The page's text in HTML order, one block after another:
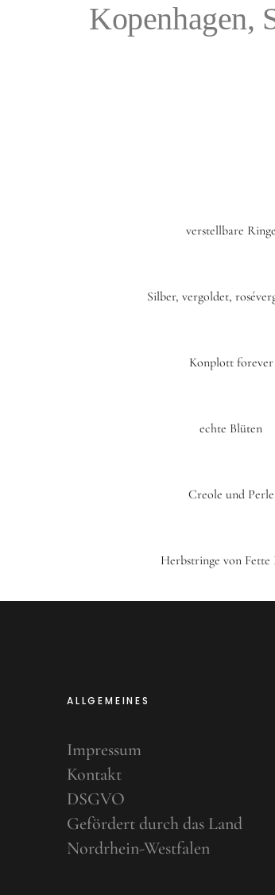
Kopenhagen,
verstellbare Ringe
Silber, vergoldet,
Konplott forever
echte Blüten
Creole und Perle
Herbstringe von Fette
ALLGEMEINES
Impressum
Kontakt
DSGVO
Gefördert durch das Land
Nordrhein-Westfalen